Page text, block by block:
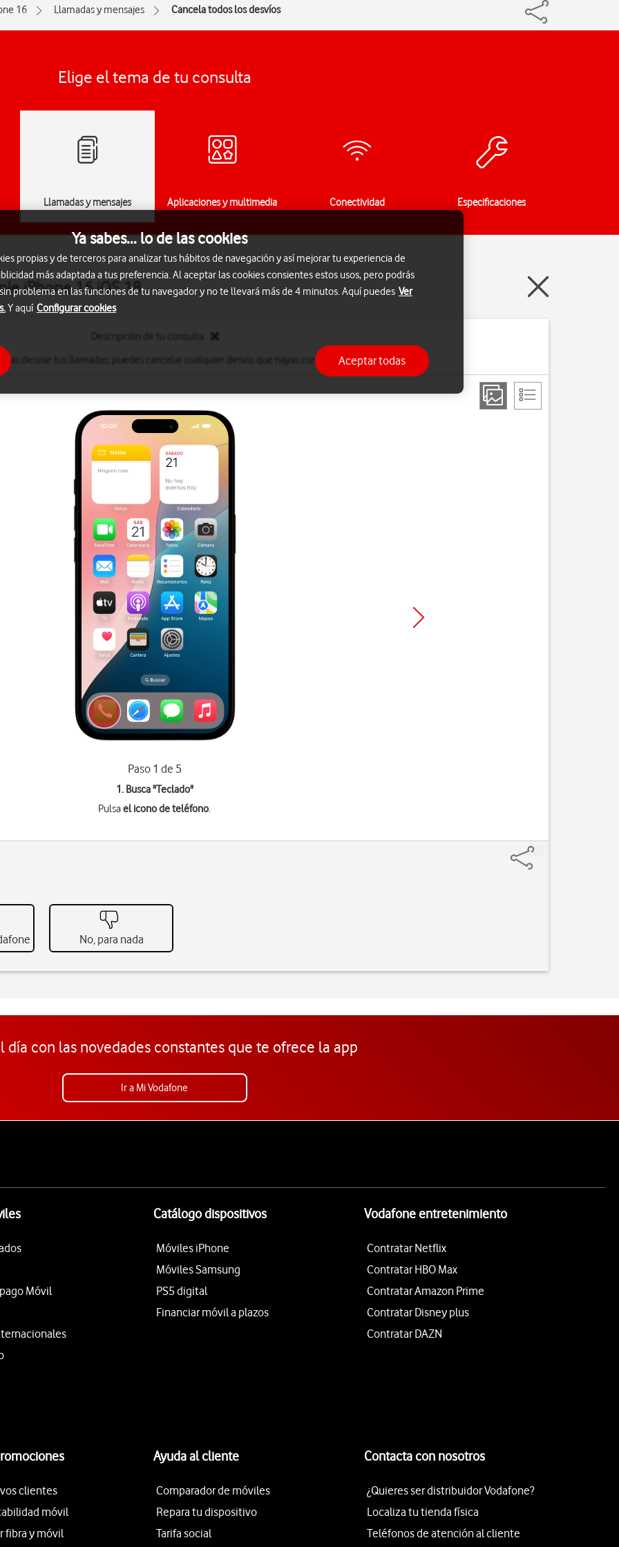
16 Llamadas y mensajes Cancela todos los desvíos
Elige el tema de tu consulta
Llamadas y mensajes Aplicaciones y multimedia Conectividad Especificaciones
iPhone 16 iOS 18
desviar tus llamadas, puedes cancelar cualquier desvío que hayas configurado.
Paso 1 de 5
1. Busca "Teclado"
Pulsael icono de teléfono.
No, para nada
día con las novedades constantes que te ofrece la app
Ir a Mi Vodafone
Móvil
Catálogo dispositivos
Móviles iPhone
Móviles Samsung
PS5 digital
Financiar móvil a plazos
Vodafone entretenimiento
Contratar Netflix
Contratar HBO Max
Contratar Amazon Prime
Contratar Disney plus
Contratar DAZN
clientes
móvil
fibra y móvil
Ayuda al cliente
Comparador de móviles
Repara tu dispositivo
Tarifa social
Contacta con nosotros
¿Quieres ser distribuidor Vodafone?
Localiza tu tienda física
Teléfonos de atención al cliente
Ya sabes... lo de las cookies
propias y de terceros para analizar tus hábitos de navegación y así mejorar tu experiencia de
más adaptada a tus preferencia. Al aceptar las cookies consientes estos usos, pero podrás
problema en las funciones de tu navegador y no te llevará más de 4 minutos. Aquí puedes Ver
Y aquí Configurar cookies
Aceptar todas